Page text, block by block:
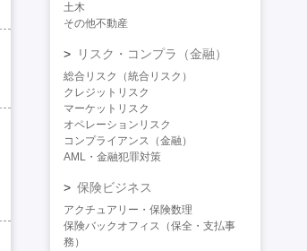
土木
その他不動産
リスク・コンプラ（金融）
総合リスク（統合リスク）
クレジットリスク
マーケットリスク
オペレーションリスク
コンプライアンス（金融）
AML・金融犯罪対策
保険ビジネス
アクチュアリー・保険数理
保険バックオフィス（保全・支払事
務）